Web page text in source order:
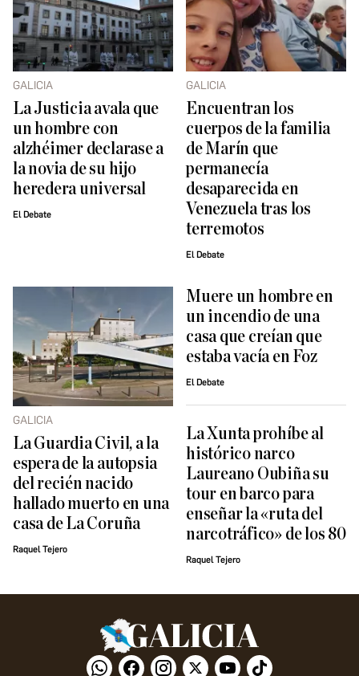
GALICIA
La Justicia avala que
un hombre con
alzhéimer declarase a
la novia de su hijo
heredera universal
El Debate
GALICIA
Encuentran los
cuerpos de la familia
de Marín que
permanecía
desaparecida en
Venezuela tras los
terremotos
El Debate
GALICIA
La Guardia Civil, a la
espera de la autopsia
del recién nacido
hallado muerto en una
casa de La Coruña
Raquel Tejero
Muere un hombre en
un incendio de una
casa que creían que
estaba vacía en Foz
El Debate
La Xunta prohíbe al
histórico narco
Laureano Oubiña su
tour en barco para
enseñar la «ruta del
narcotráfico» de los 80
Raquel Tejero